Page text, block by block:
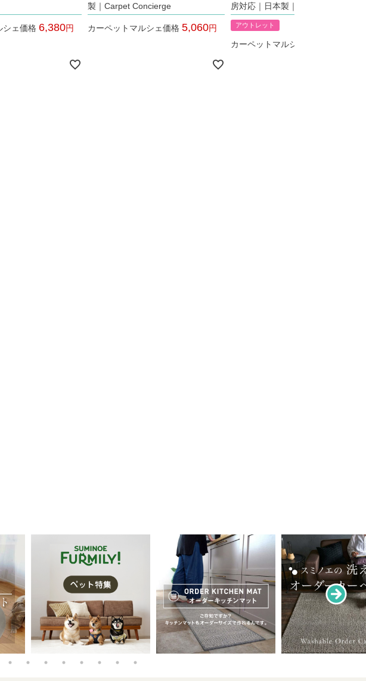
シェ価格 6,380
製｜Carpet Concierge
カーペットマルシェ価格 5,060
房対応｜日本製｜アウトレット
アウトレット
カーペットマルシェ価格